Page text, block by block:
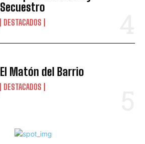
Secuestro
DESTACADOS
El Matón del Barrio
DESTACADOS